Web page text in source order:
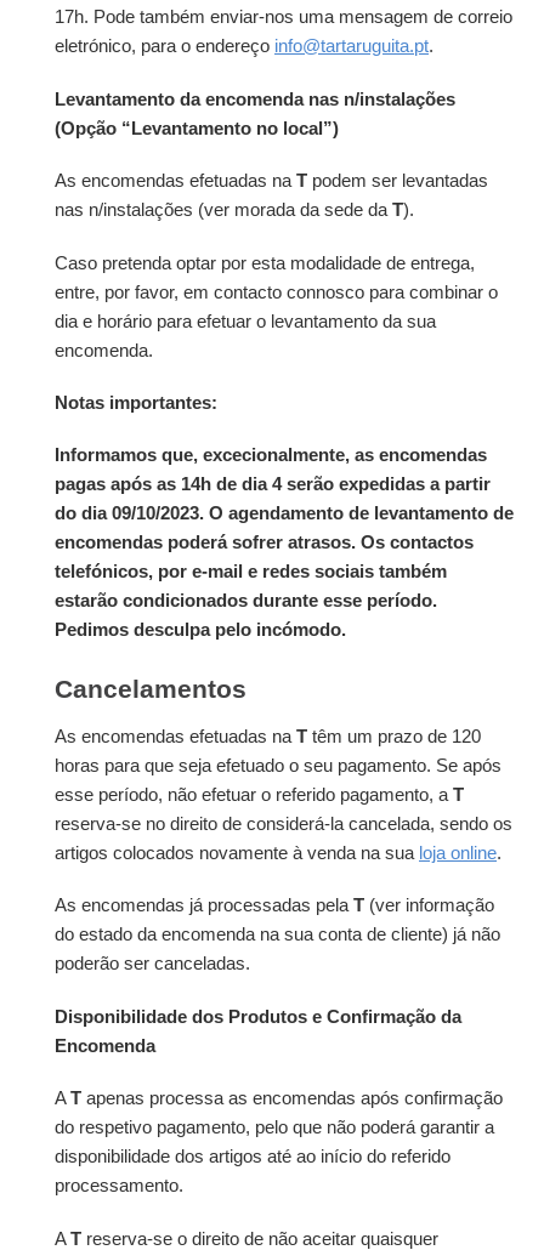
17h. Pode também enviar-nos uma mensagem de correio
eletrónico, para o endereço info@tartaruguita.pt.
Levantamento da encomenda nas n/instalações
(Opção “Levantamento no local”)
As encomendas efetuadas na T podem ser levantadas
nas n/instalações (ver morada da sede da T).
Caso pretenda optar por esta modalidade de entrega,
entre, por favor, em contacto connosco para combinar o
dia e horário para efetuar o levantamento da sua
encomenda.
Notas importantes:
Informamos que, excecionalmente, as encomendas
pagas após as 14h de dia 4 serão expedidas a partir
do dia 09/10/2023. O agendamento de levantamento de
encomendas poderá sofrer atrasos. Os contactos
telefónicos, por e-mail e redes sociais também
estarão condicionados durante esse período.
Pedimos desculpa pelo incómodo.
Cancelamentos
As encomendas efetuadas na T têm um prazo de 120
horas para que seja efetuado o seu pagamento. Se após
esse período, não efetuar o referido pagamento, a T
reserva-se no direito de considerá-la cancelada, sendo os
artigos colocados novamente à venda na sua loja online.
As encomendas já processadas pela T (ver informação
do estado da encomenda na sua conta de cliente) já não
poderão ser canceladas.
Disponibilidade dos Produtos e Confirmação da
Encomenda
AT apenas processa as encomendas após confirmação
do respetivo pagamento, pelo que não poderá garantir a
disponibilidade dos artigos até ao início do referido
processamento.
AT reserva-se o direito de não aceitar quaisquer